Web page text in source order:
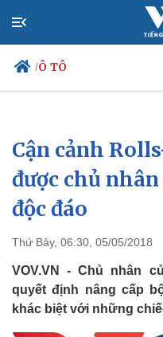
/Ô TÔ
Chính trị
Đảng
Tổ chức nhân sự
Quốc hội
Nhận diện sự thật
Cận cảnh
được chủ
độc đáo
Thứ Bảy, 06:30, 05/05/2018
VOV.VN - Chủ nhân
quyết định nâng cấp
khác biệt với những